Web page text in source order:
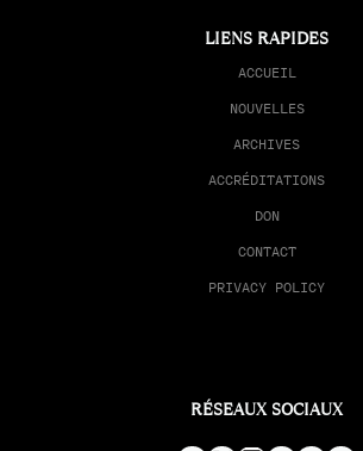
LIENS RAPIDES
ACCUEIL
NOUVELLES
ARCHIVES
ACCRÉDITATIONS
DON
CONTACT
PRIVACY POLICY
RÉSEAUX SOCIAUX